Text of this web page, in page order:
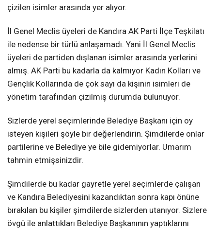
çizilen isimler arasında yer alıyor.
İl Genel Meclis üyeleri de Kandıra AK Parti İlçe Teşkilatı
ile nedense bir türlü anlaşamadı. Yani İl Genel Meclis
üyeleri de partiden dışlanan isimler arasında yerlerini
almış. AK Parti bu kadarla da kalmıyor Kadın Kolları ve
Gençlik Kollarında de çok sayı da kişinin isimleri de
yönetim tarafından çizilmiş durumda bulunuyor.
Sizlerde yerel seçimlerinde Belediye Başkanı için oy
isteyen kişileri şöyle bir değerlendirin. Şimdilerde onlar
partilerine ve Belediye ye bile gidemiyorlar. Umarım
tahmin etmişsinizdir.
Şimdilerde bu kadar gayretle yerel seçimlerde çalışan
ve Kandıra Belediyesini kazandıktan sonra kapı önüne
bırakılan bu kişiler şimdilerde sizlerden utanıyor. Sizlere
övgü ile anlattıkları Belediye Başkanının yaptıklarını